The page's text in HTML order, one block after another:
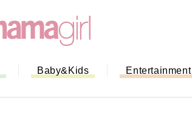
Baby&Kids Entertainment